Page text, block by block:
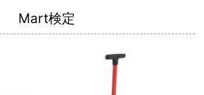
Mart検定